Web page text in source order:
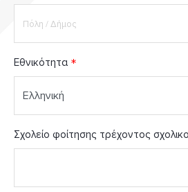
Εθνικότητα
Σχολείο φοίτησης τρέχοντος